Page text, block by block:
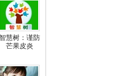
智慧树：谨防
芒果皮炎